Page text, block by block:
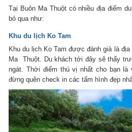
Tại Buôn Ma Thuột có nhiều địa điểm
bỏ qua như:
Khu du lịch Ko Tam
Khu du lịch Ko Tam được đánh giá là
Ma Thuột. Du khách tới đây sẽ thấy
ngát. Thời điểm thú vị nhất cho bạn là
đừng quên check in các tấm hình đẹp